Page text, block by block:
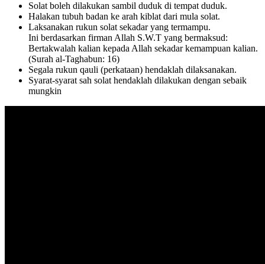
Solat boleh dilakukan sambil duduk di tempat duduk.
Halakan tubuh badan ke arah kiblat dari mula solat.
Laksanakan rukun solat sekadar yang termampu.
Ini berdasarkan firman Allah S.W.T yang bermaksud:
Bertakwalah kalian kepada Allah sekadar kemampuan kalian.
(Surah al-Taghabun: 16)
Segala rukun qauli (perkataan) hendaklah dilaksanakan.
Syarat-syarat sah solat hendaklah dilakukan dengan sebaik
mungkin